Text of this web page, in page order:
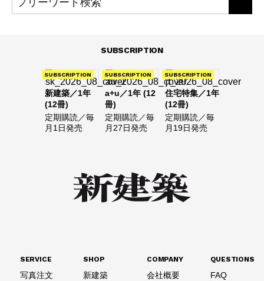
SUBSCRIPTION
SUBSCRIPTION
新建築／1年
(12冊)
定期購読／毎
月1日発売
SUBSCRIPTION
a+u／1年 (12
冊)
定期購読／毎
月27日発売
SUBSCRIPTION
住宅特集／1年
(12冊)
定期購読／毎
月19日発売
SERVICE
写真注文
SHOP
新建築
COMPANY
会社概要
QUESTIONS
FAQ